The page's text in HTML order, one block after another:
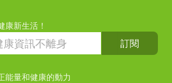
康新生活！
訂閱
能量和健康的動力